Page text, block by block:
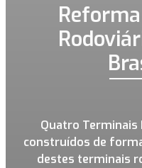
Quatro Terminais
construídos de
destes terminais